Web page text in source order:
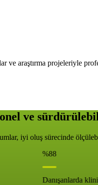
ve araştırma projeleriyle
ve
iyi oluş sürecinde
%88
Danışanlarda